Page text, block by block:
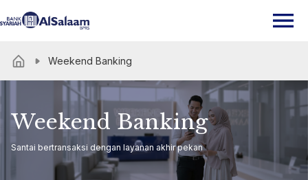
Weekend Banking
Weekend Banking
Santai bertransaksi dengan layanan akhir pekan